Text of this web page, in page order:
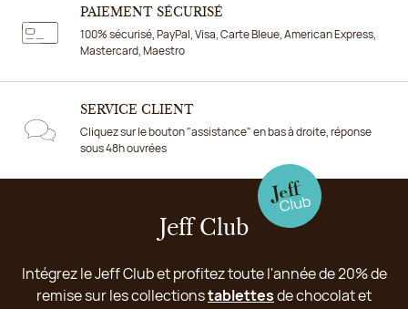
PAIEMENT SÉCURISÉ
100% sécurisé, PayPal, Visa, Carte Bleue, American Express,
Mastercard, Maestro
SERVICE CLIENT
Cliquez sur le bouton "assistance" en bas à droite, réponse
sous 48h ouvrées
Jeff Club
Intégrez le Jeff Club et profitez toute l'année de 20% de
remise sur les collectionstablettesde chocolat et